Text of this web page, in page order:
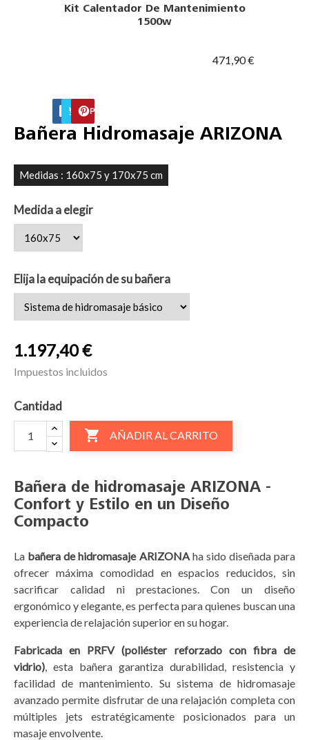
Kit Calentador De Mantenimiento
1500w
471,90 €
FACEBOOK
TWITTER
PINTEREST
Bañera Hidromasaje ARIZONA
Medidas : 160x75 y 170x75 cm
Medida a elegir
Elija la equipación de su bañera
1.197,40 €
Impuestos incluidos
Cantidad
 AÑADIR AL CARRITO
Bañera de hidromasaje ARIZONA -
Confort y Estilo en un Diseño
Compacto
La bañera de hidromasaje ARIZONAha sido diseñada para
ofrecer máxima comodidad en espacios reducidos, sin
sacrificar calidad ni prestaciones. Con un diseño
ergonómico y elegante, es perfecta para quienes buscan una
experiencia de relajación superior en su hogar.
Fabricada en PRFV (poliéster reforzado con fibra de
vidrio) , esta bañera garantiza durabilidad, resistencia y
facilidad de mantenimiento. Su sistema de hidromasaje
avanzado permite disfrutar de una relajación completa con
múltiples jets estratégicamente posicionados para un
masaje envolvente.